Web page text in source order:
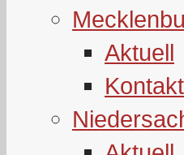
Aktuell